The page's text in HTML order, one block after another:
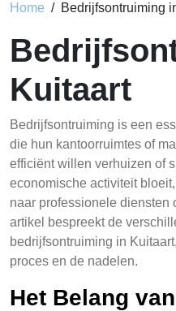
Home Bedrijfsontruiming
Kuitaart
Bedrijfsontruiming is een
die hun kantoorruimtes of
efficiënt willen verhuizen of
economische activiteit
naar professionele diensten
artikel bespreekt de
bedrijfsontruiming in
proces en de nadelen.
Het Belang